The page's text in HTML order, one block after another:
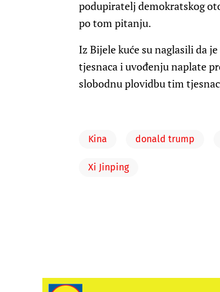
podupiratelj demokratskog
po tom pitanju.
Iz Bijele kuće su naglasili da
tjesnaca i uvođenju naplate
slobodnu plovidbu tim
Kina donald trump
Xi Jinping